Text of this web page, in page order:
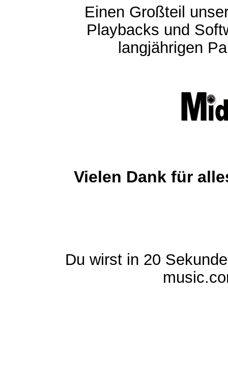
Einen Großteil
Playbacks und
langjährigen
Vielen Dank für
Du wirst in 20